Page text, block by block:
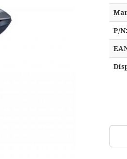
P/N: